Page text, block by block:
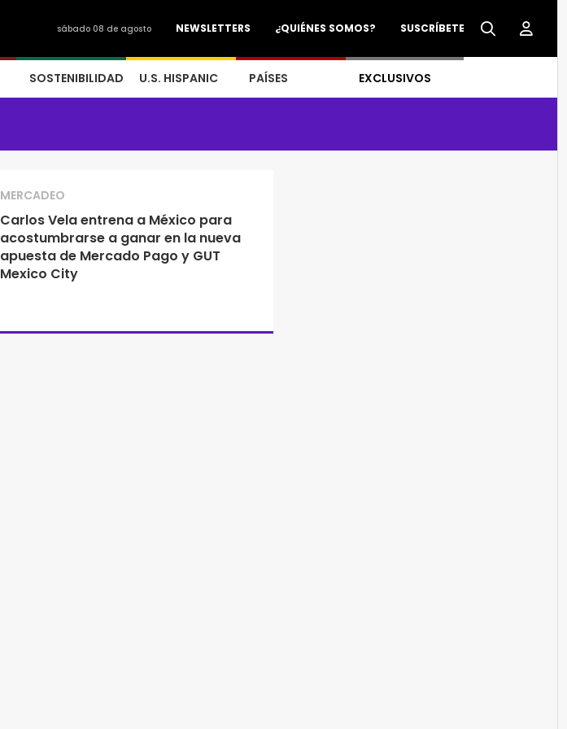
SUSCRÍBETE
¿QUIÉNES SOMOS?
NEWSLETTERS
sábado 08 de agosto
SOSTENIBILIDAD U.S. HISPANIC PAÍSES EXCLUSIVOS
MERCADEO
Carlos Vela entrena a México para
acostumbrarse a ganar en la nueva
apuesta de Mercado Pago y GUT
Mexico City